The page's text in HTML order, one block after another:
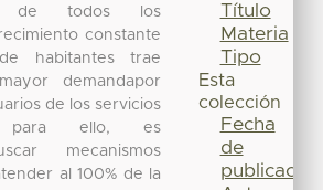
de todos los
constante
habitantes trae
demandapor
de los servicios
para ello, es
mecanismos
al 100% de la
Título
Materia
Tipo
Esta
colección
Fecha
de
publicación